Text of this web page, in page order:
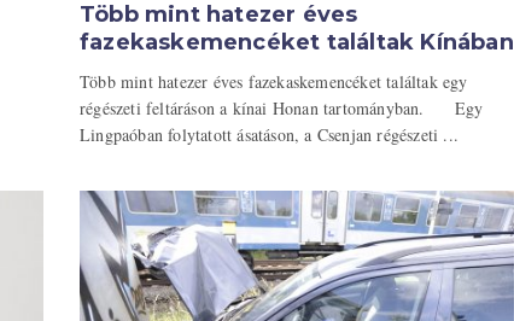
Több mint hatezer éves
fazekaskemencéket találtak Kínában
Több mint hatezer éves fazekaskemencéket találtak egy
régészeti feltáráson a kínai Honan tartományban. Egy
Lingpaóban folytatott ásatáson, a Csenjan régészeti ...